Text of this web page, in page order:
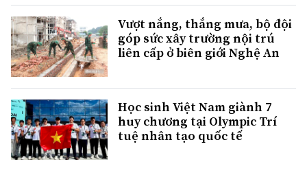
Vượt nắng, thắng mưa, bộ đội
góp sức xây trường nội trú
liên cấp ở biên giới Nghệ An
Học sinh Việt Nam giành 7
huy chương tại Olympic Trí
tuệ nhân tạo quốc tế